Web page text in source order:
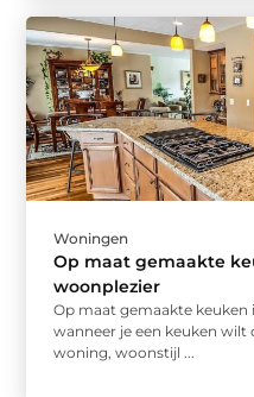
Woningen
Op maat gemaakte
woonplezier
Op maat gemaakte keuken
wanneer je een keuken
woning, woonstijl ...